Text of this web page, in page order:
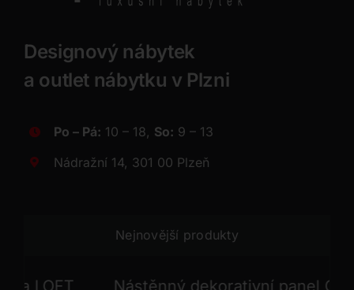
Designový nábytek
a outlet nábytku v Plzni
Po – Pá: 10 – 18, So: 9 – 13
Nádražní 14, 301 00 Plzeň
Nejnovější produkty
Nástěnný dekorativní panel GONG